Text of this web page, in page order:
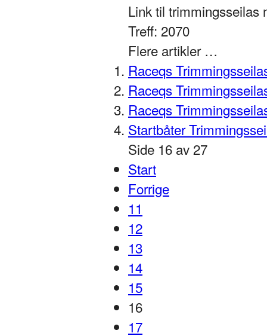
Link til trimmingsseilas
Treff: 2070
Flere artikler …
Raceqs
Raceqs
Raceqs
Startbåter
Side 16 av 27
Start
Forrige
11
12
13
14
15
16
17